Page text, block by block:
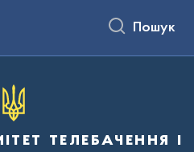
Пошук
телебачення і